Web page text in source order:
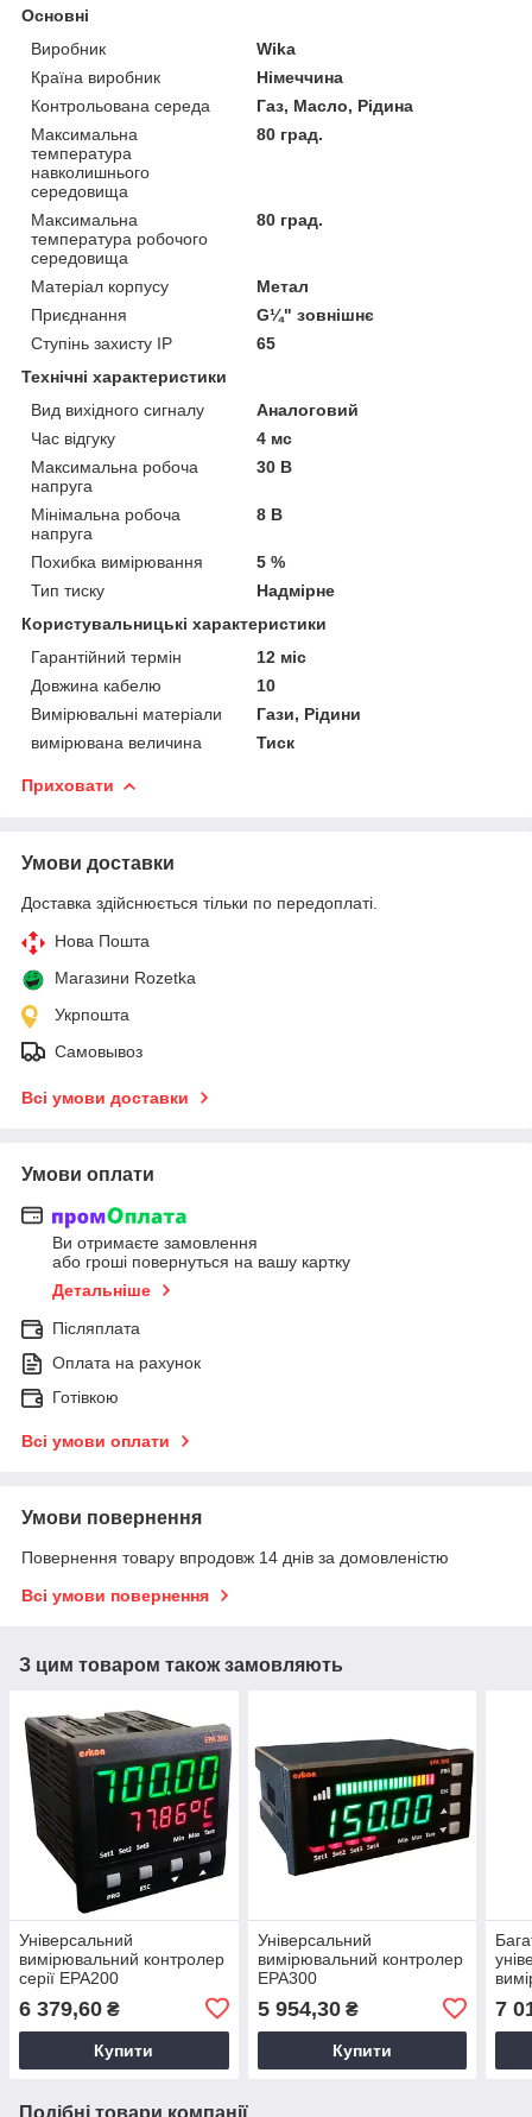
Основні
Виробник
Wika
Країна виробник
Німеччина
Контрольована середа
Газ, Масло, Рідина
Максимальна
температура
навколишнього
середовища
80 град.
Максимальна
температура робочого
середовища
80 град.
Матеріал корпусу
Метал
Приєднання
G¼" зовнішнє
Ступінь захисту IP
65
Технічні характеристики
Вид вихідного сигналу
Аналоговий
Час відгуку
4 мс
Максимальна робоча
напруга
30 В
Мінімальна робоча
напруга
8 В
Похибка вимірювання
5 %
Тип тиску
Надмірне
Користувальницькі характеристики
Гарантійний термін
12 міс
Довжина кабелю
10
Вимірювальні матеріали
Гази, Рідини
вимірювана величина
Тиск
Приховати
Умови доставки
Доставка здійснюється тільки по передоплаті.
Нова Пошта
Магазини Rozetka
Укрпошта
Самовывоз
Всі умови доставки
Умови оплати
Ви отримаєте замовлення
або гроші повернуться на вашу картку
Детальніше
Післяплата
Оплата на рахунок
Готівкою
Всі умови оплати
Умови повернення
Повернення товару впродовж 14 днів за домовленістю
Всі умови повернення
З цим товаром також замовляють
Універсальний
вимірювальний контролер
серії EPA200
6 379,60 ₴
Купити
Універсальний
вимірювальний контролер
EPA300
5 954,30₴
Купити
7
Подібні товари компанії